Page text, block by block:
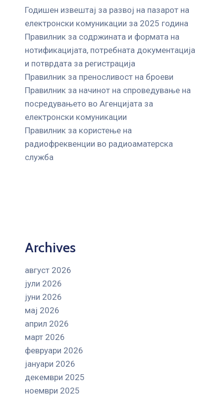
Годишен извештај за развој на пазарот на
електронски комуникации за 2025 година
Правилник за содржината и формата на
нотификацијата, потребната документација
и потврдата за регистрација
Правилник за преносливост на броеви
Правилник за начинот на спроведување на
посредувањето во Агенцијата за
електронски комуникации
Правилник за користење на
радиофреквенции во радиоаматерска
служба
Archives
август 2026
јули 2026
јуни 2026
мај 2026
април 2026
март 2026
февруари 2026
јануари 2026
декември 2025
ноември 2025